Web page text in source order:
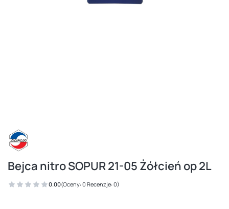
Bejca nitro SOPUR 21-05 Żółcień op 2L
0.00(Oceny: 0 Recenzje: 0)